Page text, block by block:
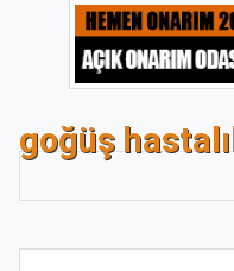
goğüş